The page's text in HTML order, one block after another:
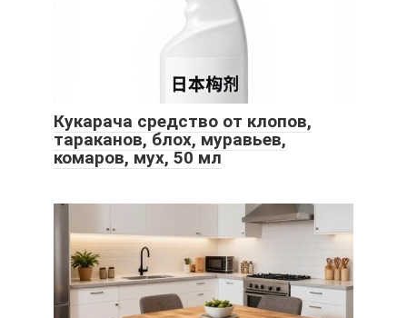
Кукарача средство от клопов,
тараканов, блох, муравьев,
комаров, мух, 50 мл